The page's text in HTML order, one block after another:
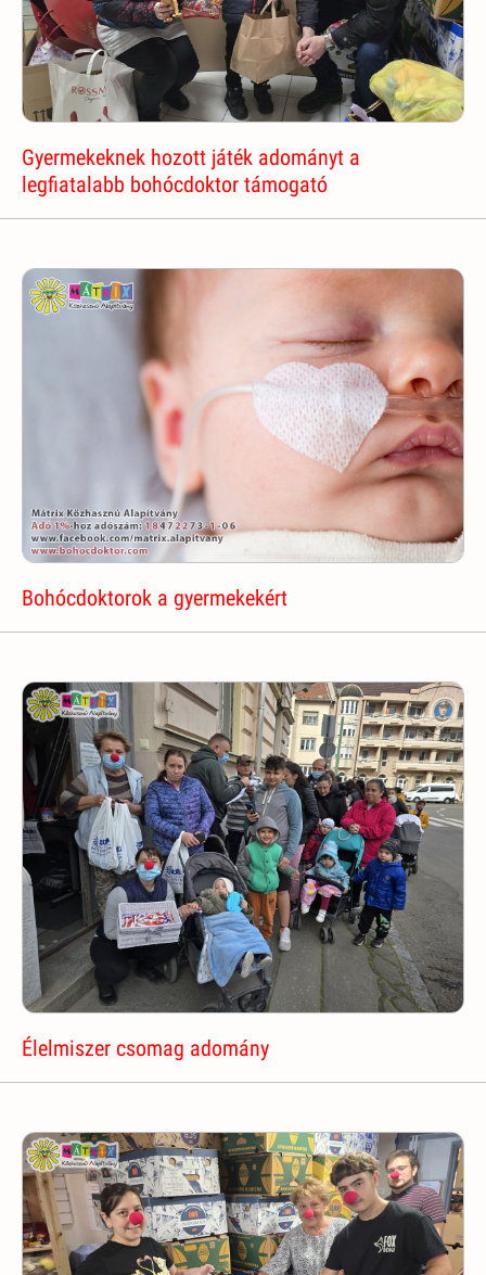
Gyermekeknek hozott játék adományt a
legfiatalabb bohócdoktor támogató
Bohócdoktorok a gyermekekért
Élelmiszer csomag adomány